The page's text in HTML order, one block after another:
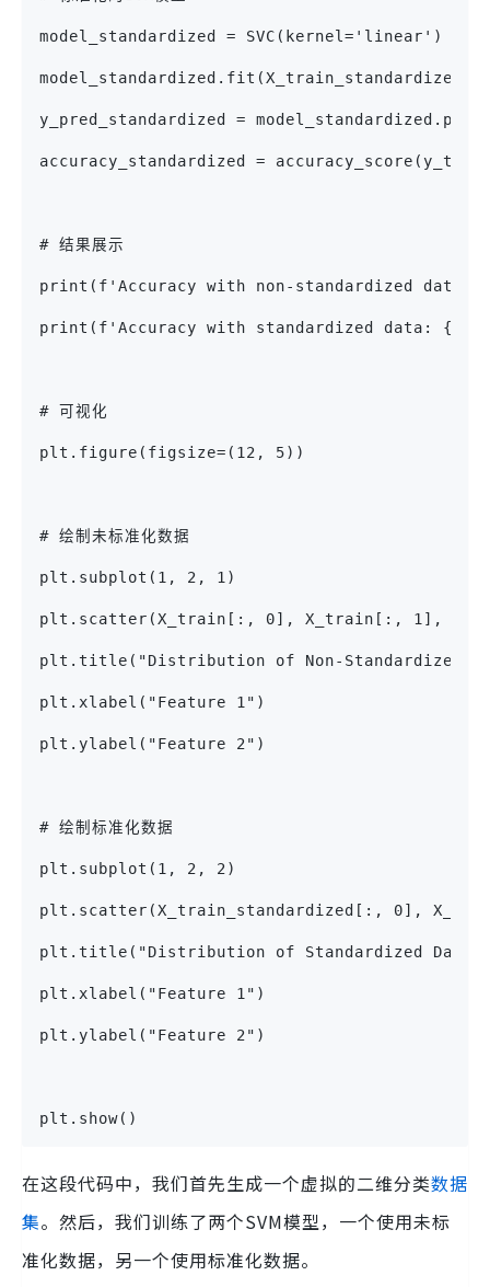
model_standardized = SVC(kernel='linear')
model_standardized.fit(X_train_standardized,
y_pred_standardized =
accuracy_standardized =
# 结果展示
print(f'Accuracy with non-standardized data:
print(f'Accuracy with standardized data:
# 可视化
plt.figure(figsize=(12, 5))
# 绘制未标准化数据
plt.subplot(1, 2, 1)
plt.scatter(X_train[:, 0], X_train[:, 1],
plt.title("Distribution of Non-Standardized
plt.xlabel("Feature 1")
plt.ylabel("Feature 2")
# 绘制标准化数据
plt.subplot(1, 2, 2)
plt.scatter(X_train_standardized[:, 0],
plt.title("Distribution of Standardized
plt.xlabel("Feature 1")
plt.ylabel("Feature 2")
plt.show()
在这段代码中，我们首先生成一个虚拟的二维分类数据
集。然后，我们训练了两个SVM模型，一个使用未标
准化数据，另一个使用标准化数据。